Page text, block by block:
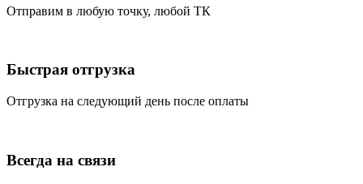
Отправим в любую точку, любой ТК
Быстрая отгрузка
Отгрузка на следующий день после оплаты
Всегда на связи